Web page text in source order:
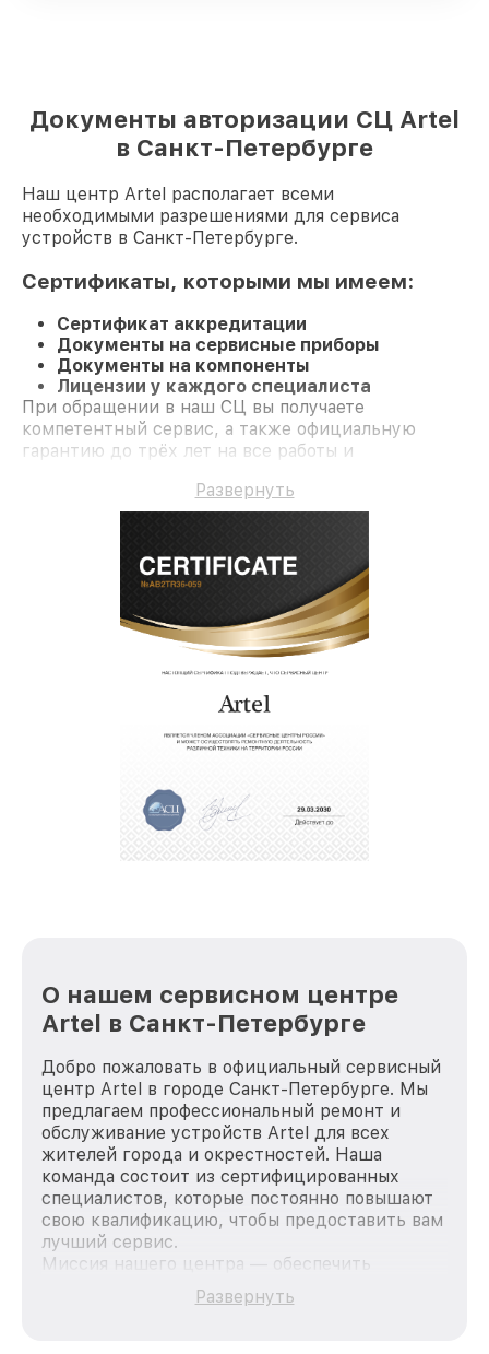
Документы авторизации СЦ Artel
в Санкт-Петербурге
Наш центр Artel располагает всеми
необходимыми разрешениями для сервиса
устройств в Санкт-Петербурге.
Сертификаты, которыми мы имеем:
Сертификат аккредитации
Документы на сервисные приборы
Документы на компоненты
Лицензии у каждого специалиста
При обращении в наш СЦ вы получаете
компетентный сервис, а также официальную
гарантию до трёх лет на все работы и
Развернуть
О нашем сервисном центре
Artel в Санкт-Петербурге
Добро пожаловать в официальный сервисный
центр Artel в городе Санкт-Петербурге. Мы
предлагаем профессиональный ремонт и
обслуживание устройств Artel для всех
жителей города и окрестностей. Наша
команда состоит из сертифицированных
специалистов, которые постоянно повышают
свою квалификацию, чтобы предоставить вам
лучший сервис.
Миссия нашего центра — обеспечить
качественный и доступный ремонт для
каждого пользователя продукции Artel, вне
Развернуть